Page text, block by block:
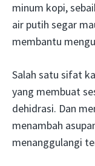
minum kopi,
air putih segar
membantu
Salah satu sifat
yang membuat
dehidrasi. Dan
menambah
menanggulangi